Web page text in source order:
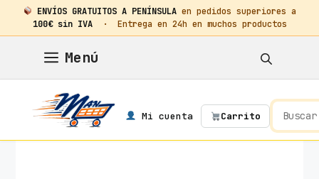
ENVÍOS GRATUITOS A PENÍNSULA en pedidos superiores a
100€ sin IVA· Entrega en 24h en muchos productos
contenido
Menú
Mi cuenta Carrito